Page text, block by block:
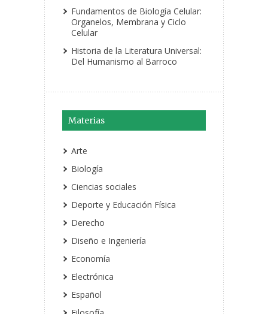
Fundamentos de Biología Celular:
Organelos, Membrana y Ciclo
Celular
Historia de la Literatura Universal:
Del Humanismo al Barroco
Materias
Arte
Biología
Ciencias sociales
Deporte y Educación Física
Derecho
Diseño e Ingeniería
Economía
Electrónica
Español